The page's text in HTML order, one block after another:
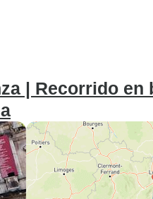
| Recorrido en